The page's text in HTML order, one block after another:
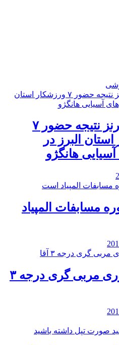
۲ مدال برنز نتیجه حضور ۷
البرز در
هانگژو
مسابفات المپیاد
کلاس تئوری مربی گری درجه ۳